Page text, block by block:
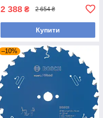
2 388 ₴ 2 654 ₴
Купити
–10%